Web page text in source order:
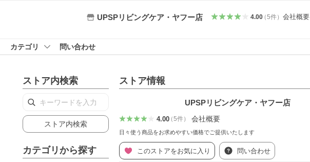
UPSPリビングケア・ヤフー店 4.00（5件） 会社概要
カテゴリ 問い合わせ
ストア内検索
ストア内検索
カテゴリから探す
ストア情報
UPSPリビングケア・ヤフー店
4.00（5件） 会社概要
日々使う商品をお求めやすい価格でご提供いたします
このストアをお気に入り 問い合わせ